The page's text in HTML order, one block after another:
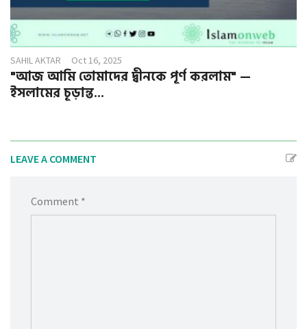
SAHIL AKTAR Oct 16, 2025
"আজ আমি তোমাদের দ্বীনকে পূর্ণ করলাম" —
ইসলামের চূড়ান্ত...
LEAVE A COMMENT
Comment *